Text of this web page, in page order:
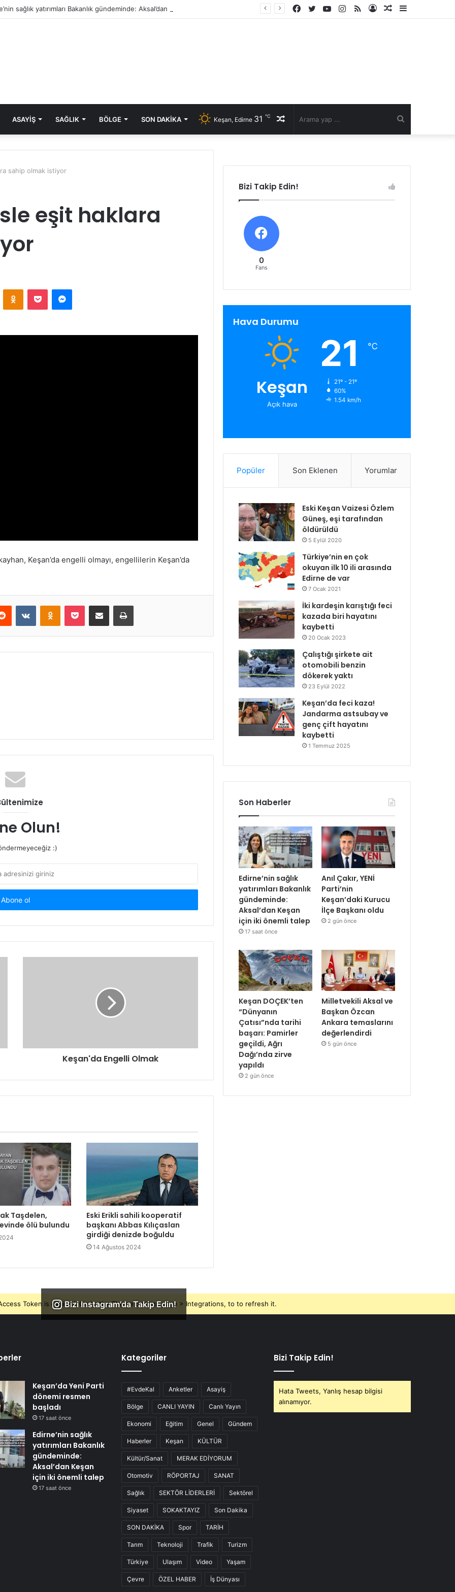
sağlık yatırımları Bakanlık gündeminde: Aksal’dan Keşan için iki önemli talep
Rastgele
Kayıt
RSS
Instagram
YouTube
Twitter
Facebook
ASAYIŞ SAĞLIK BÖLGE SON DAKIKA Rastgele
Keşan, Edirne 31 ℃
sahip olmak istiyor
eşit haklara
Keşan’da engelli olmayı, engellilerin Keşan’da
Olun!
:)
Keşan'da Engelli Olmak
Taşdelen,
ölü bulundu
Eski Erikli sahili kooperatif
başkanı Abbas Kılıçaslan
girdiği denizde boğuldu
14 Ağustos 2024
Bizi Takip Edin!
0
Fans
Hava Durumu
Keşan
Açık hava
21 ℃
21º - 21º
60%
1.54 km/h
Popüler Son Eklenen Yorumlar
Eski Keşan Vaizesi Özlem
Güneş, eşi tarafından
öldürüldü
5 Eylül 2020
Türkiye’nin en çok
okuyan ilk 10 ili arasında
Edirne de var
7 Ocak 2021
İki kardeşin karıştığı feci
kazada biri hayatını
kaybetti
20 Ocak 2023
Çalıştığı şirkete ait
otomobili benzin
dökerek yaktı
23 Eylül 2022
Keşan’da feci kaza!
Jandarma astsubay ve
genç çift hayatını
kaybetti
1 Temmuz 2025
Son Haberler
Edirne’nin sağlık
yatırımları Bakanlık
gündeminde:
Aksal’dan Keşan
için iki önemli talep
17 saat önce
Anıl Çakır, YENİ
Parti’nin
Keşan’daki Kurucu
İlçe Başkanı oldu
2 gün önce
Keşan DOÇEK’ten
“Dünyanın
Çatısı”nda tarihi
başarı: Pamirler
geçildi, Ağrı
Dağı’nda zirve
yapıldı
2 gün önce
Milletvekili Aksal ve
Başkan Özcan
Ankara temaslarını
değerlendirdi
5 gün önce
Bizi Instagram'da Takip Edin!
Token is expired, Go to the Theme options page > Integrations, to to refresh it.
Keşan’da Yeni Parti
dönemi resmen
başladı
17 saat önce
Edirne’nin sağlık
yatırımları Bakanlık
gündeminde:
Aksal’dan Keşan
için iki önemli talep
17 saat önce
Kategoriler
#EvdeKal Anketler Asayiş
Bölge CANLI YAYIN Canlı Yayın
Ekonomi Eğitim Genel Gündem
Haberler Keşan KÜLTÜR
Kültür/Sanat MERAK EDİYORUM
Otomotiv RÖPORTAJ SANAT
Sağlık SEKTÖR LİDERLERİ Sektörel
Siyaset SOKAKTAYIZ Son Dakika
SON DAKİKA Spor TARİH
Tarım Teknoloji Trafik Turizm
Türkiye Ulaşım Video Yaşam
Çevre ÖZEL HABER İş Dünyası
Bizi Takip Edin!
Hata Tweets, Yanlış hesap bilgisi
alınamıyor.